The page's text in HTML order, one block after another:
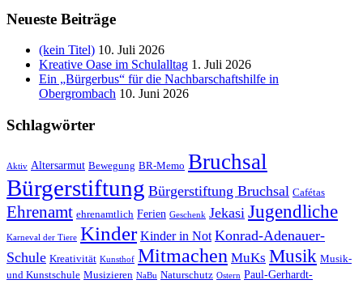
Neueste Beiträge
(kein Titel) 10. Juli 2026
Kreative Oase im Schulalltag 1. Juli 2026
Ein „Bürgerbus“ für die Nachbarschaftshilfe in
Obergrombach 10. Juni 2026
Schlagwörter
Aktiv Altersarmut Bewegung BR-Memo Bruchsal
Bürgerstiftung Bürgerstiftung Bruchsal Cafétas
Ehrenamt ehrenamtlich Ferien Geschenk Jekasi Jugendliche
Karneval der Tiere Kinder Kinder in Not Konrad-Adenauer-
Schule Kreativität Kunsthof Mitmachen MuKs Musik Musik-
und Kunstschule Musizieren NaBu Naturschutz Ostern Paul-Gerhardt-